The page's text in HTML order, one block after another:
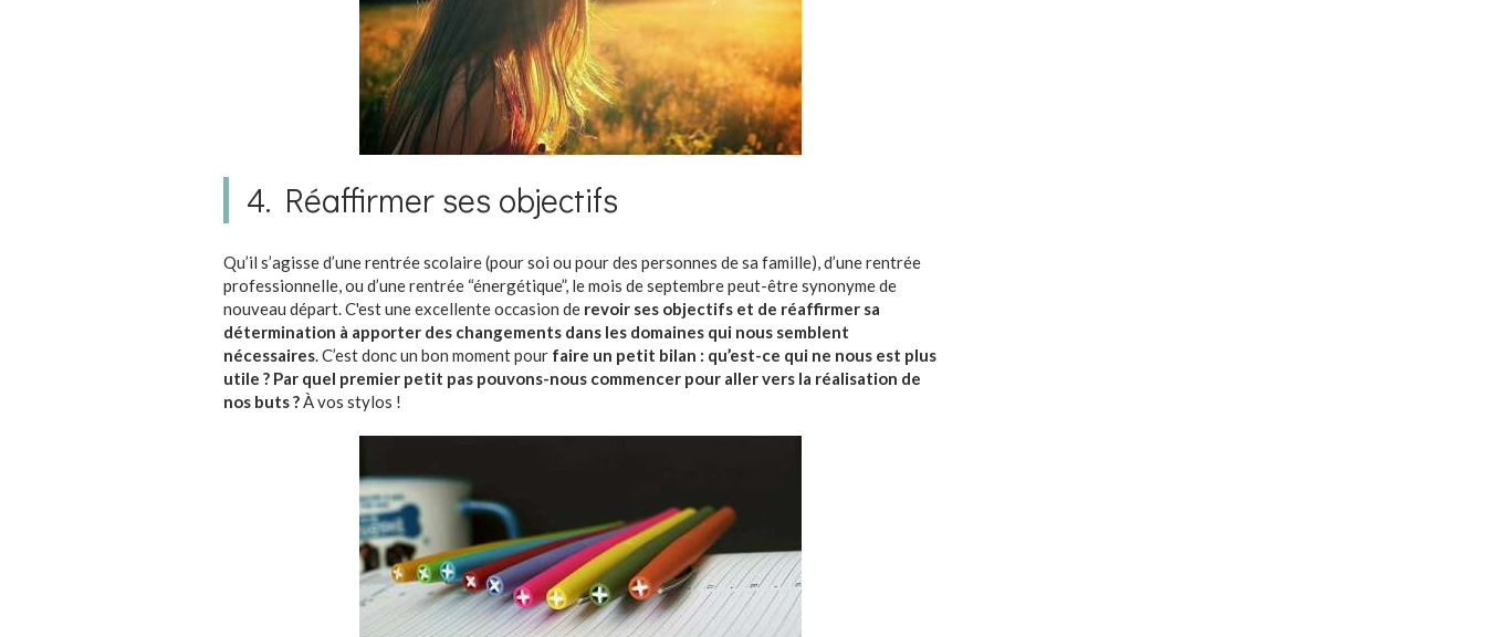
4. Réaffirmer ses objectifs
Qu’il s’agisse d’une rentrée scolaire (pour soi ou pour des personnes de sa famille), d’une rentrée
professionnelle, ou d’une rentrée “énergétique”, le mois de septembre peut-être synonyme de
nouveau départ. C'est une excellente occasion de revoir ses objectifs et de réaffirmer sa
détermination à apporter des changements dans les domaines qui nous semblent
nécessaires. C’est donc un bon moment pour faire un petit bilan : qu’est-ce qui ne nous est plus
utile ? Par quel premier petit pas pouvons-nous commencer pour aller vers la réalisation de
nos buts ?À vos stylos !